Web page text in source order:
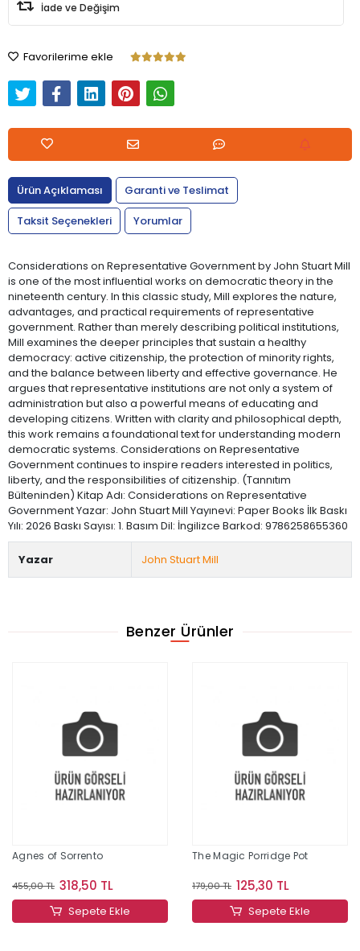
İade ve Değişim
Favorilerime ekle
Ürün Açıklaması
Garanti ve Teslimat
Taksit Seçenekleri
Yorumlar
Considerations on Representative Government by John Stuart Mill
is one of the most influential works on democratic theory in the
nineteenth century. In this classic study, Mill explores the nature,
advantages, and practical requirements of representative
government. Rather than merely describing political institutions,
Mill examines the deeper principles that sustain a healthy
democracy: active citizenship, the protection of minority rights,
and the balance between liberty and effective governance. He
argues that representative institutions are not only a system of
administration but also a powerful means of educating and
developing citizens. Written with clarity and philosophical depth,
this work remains a foundational text for understanding modern
democratic systems. Considerations on Representative
Government continues to inspire readers interested in politics,
liberty, and the responsibilities of citizenship. (Tannıtım
Bülteninden) Kitap Adı: Considerations on Representative
Government Yazar: John Stuart Mill Yayınevi: Paper Books İlk Baskı
Yılı: 2026 Baskı Sayısı: 1. Basım Dil: İngilizce Barkod: 9786258655360
Yazar John Stuart Mill
Benzer Ürünler
Agnes of Sorrento
455,00 TL 318,50 TL
Sepete Ekle
The Magic Porridge Pot
179,00 TL 125,30 TL
Sepete Ekle